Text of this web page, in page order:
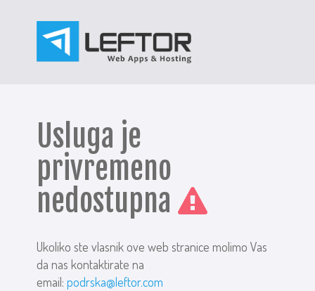
Usluga je
privremeno
nedostupna
Ukoliko ste vlasnik ove web stranice molimo Vas
da nas kontaktirate na
email:podrska@leftor.com